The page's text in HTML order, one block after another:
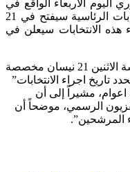
16 نيسان 2014، أن باب الترشح للانتخابات الرئاسية سيفتح في 21
الانتخابات سيعلن في
وقال المصدر “يعقد مجلس الشعب جلسة الاثنين 21 نيسان مخصصة
تاريخ اجراء الانتخابات”
اعوام، مشيراً إلى أن
الرسمي، موضحاً أن
المرشحين”.